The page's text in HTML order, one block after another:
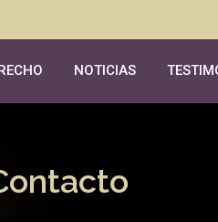
NOTICIAS